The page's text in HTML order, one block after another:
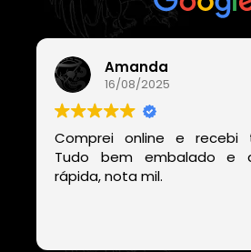
Amanda
16/08/2025
Comprei online e recebi
Tudo bem embalado e
rápida, nota mil.